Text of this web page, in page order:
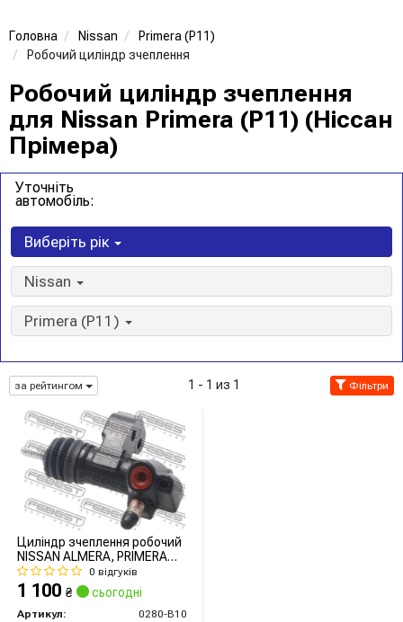
Головна Nissan
Primera (P11)
Робочий циліндр зчеплення
Робочий циліндр зчеплення
для Nissan Primera (P11) (Ніссан
Прімера)
Уточніть
автомобіль:
Виберіть рік
Nissan
Primera (P11)
за рейтингом 1 - 1 из 1 Фільтри
Циліндр зчеплення робочий
NISSAN ALMERA, PRIMERA
(вир-во FEBEST)
0 відгуків
1 100 ₴ сьогодні
Артикул:
0280-B10